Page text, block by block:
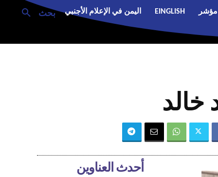
بحث مؤشر EINGLISH اليمن في الإعلام الأجنبي
خالد
أحدث العناوين